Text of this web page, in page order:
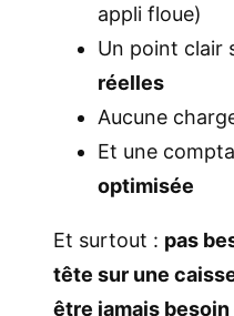
appli floue)
Un point clair
réelles
Aucune
Et une compta
optimisée
Et surtout : pas
tête sur une
être jamais besoin